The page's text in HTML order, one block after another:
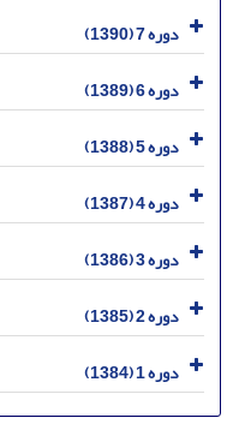
دوره 7 (1390)
دوره 6 (1389)
دوره 5 (1388)
دوره 4 (1387)
دوره 3 (1386)
دوره 2 (1385)
دوره 1 (1384)